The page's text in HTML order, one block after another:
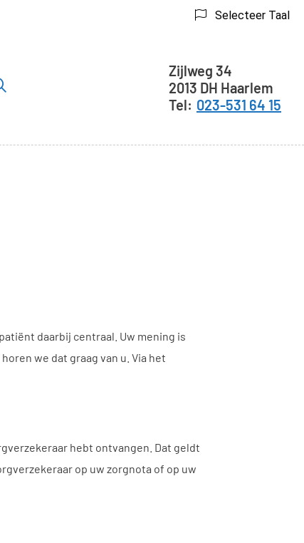
Selecteer Taal
Zijlweg 34
2013 DH Haarlem
023-531 64 15
daarbij centraal. Uw mening is
we dat graag van u. Via het
hebt ontvangen. Dat geldt
op uw zorgnota of op uw